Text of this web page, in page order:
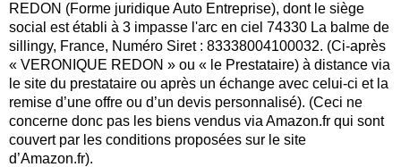
REDON (Forme juridique Auto Entreprise), dont le siège
social est établi à 3 impasse l'arc en ciel 74330 La balme de
sillingy, France, Numéro Siret : 83338004100032. (Ci-après
« VERONIQUE REDON » ou « le Prestataire) à distance via
le site du prestataire ou après un échange avec celui-ci et la
remise d’une offre ou d’un devis personnalisé). (Ceci ne
concerne donc pas les biens vendus via Amazon.fr qui sont
couvert par les conditions proposées sur le site
d’Amazon.fr).